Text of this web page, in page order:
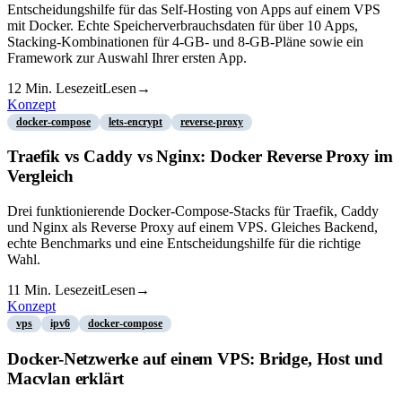
Entscheidungshilfe für das Self-Hosting von Apps auf einem VPS
mit Docker. Echte Speicherverbrauchsdaten für über 10 Apps,
Stacking-Kombinationen für 4-GB- und 8-GB-Pläne sowie ein
Framework zur Auswahl Ihrer ersten App.
12 Min. LesezeitLesen →
Konzept
docker-compose lets-encrypt reverse-proxy
Traefik vs Caddy vs Nginx: Docker Reverse Proxy im
Vergleich
Drei funktionierende Docker-Compose-Stacks für Traefik, Caddy
und Nginx als Reverse Proxy auf einem VPS. Gleiches Backend,
echte Benchmarks und eine Entscheidungshilfe für die richtige
Wahl.
11 Min. LesezeitLesen →
Konzept
vps ipv6 docker-compose
Docker-Netzwerke auf einem VPS: Bridge, Host und
Macvlan erklärt